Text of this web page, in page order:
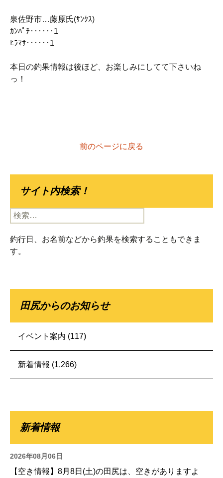
泉佐野市…藤原氏(ｻﾝｸｽ)
ｶﾝﾊﾟﾁ‥‥‥1
ﾋﾗﾏｻ‥‥‥1
本日の釣果情報は後ほど、お楽しみにしてて下さいね
っ！
前のページに戻る
サイト内検索！
検
索:
釣行日、お名前などから釣果を検索することもできま
す。
田尻からのお知らせ
イベント案内 (117)
新着情報 (1,266)
新着情報
2026年08月06日
【空き情報】8月8日(土)の田尻は、空きがありますよ